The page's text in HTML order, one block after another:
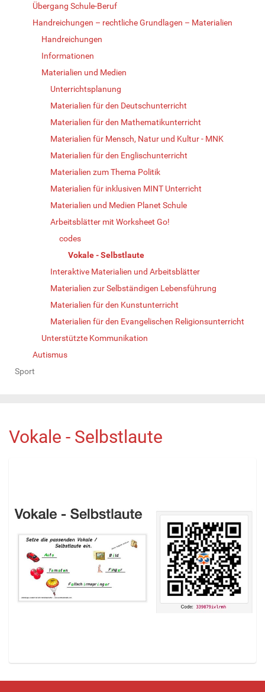
Übergang Schule-Beruf
Handreichungen – rechtliche Grundlagen – Materialien
Handreichungen
Informationen
Materialien und Medien
Unterrichtsplanung
Materialien für den Deutschunterricht
Materialien für den Mathematikunterricht
Materialien für Mensch, Natur und Kultur - MNK
Materialien für den Englischunterricht
Materialien zum Thema Politik
Materialien für inklusiven MINT Unterricht
Materialien und Medien Planet Schule
Arbeitsblätter mit Worksheet Go!
codes
Vokale - Selbstlaute
Interaktive Materialien und Arbeitsblätter
Materialien zur Selbständigen Lebensführung
Materialien für den Kunstunterricht
Materialien für den Evangelischen Religionsunterricht
Unterstützte Kommunikation
Autismus
Sport
Vokale - Selbstlaute
e